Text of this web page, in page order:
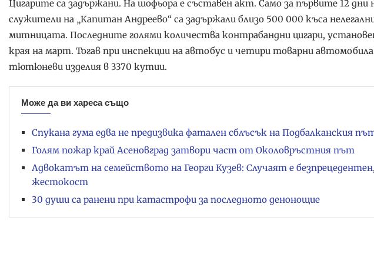
Цигарите са задържани. На шофьора е съставен акт. Само за първите 12
служители на „Капитан Андреево“ са задържали близо 500 000 къса
митницата. Последните голями количества контрабандни цигари,
края на март. Тогав при инспекции на автобус и четири товарни
тютюневи изделия в 3370 кутии.
Може да ви хареса също
Спукана гума едва не предизвика фатален сблъсък на Подбалканския
Голям пожар край Асеновград затвори част от Околовръстния път
Адвокатът на семейството на Георги Кузев: Случаят е
жестокост
30 души са ранени при катастрофи за последното денонощие